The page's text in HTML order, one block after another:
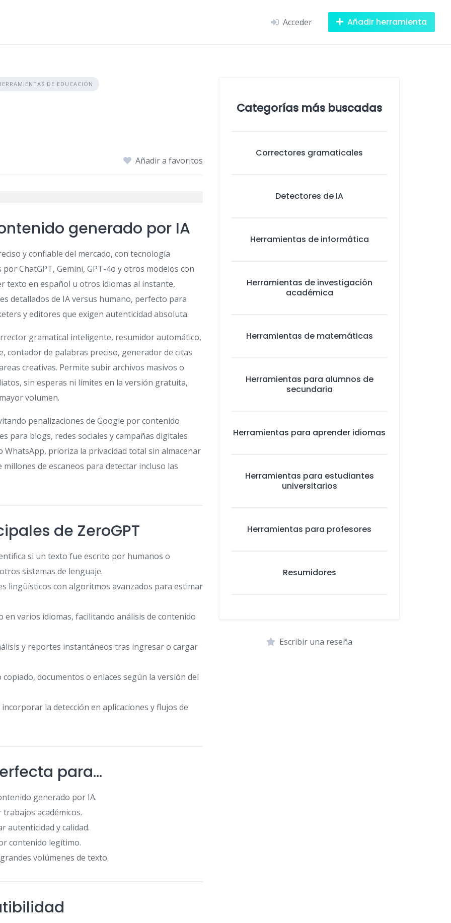
Acceder Añadir herramienta
DE EDUCACIÓN
Añadir a favoritos
generado por IA
y confiable del mercado, con tecnología
ChatGPT, Gemini, GPT-4o y otros modelos con
texto en español u otros idiomas al instante,
detallados de IA versus humano, perfecto para
y editores que exigen autenticidad absoluta.
gramatical inteligente, resumidor automático,
de palabras preciso, generador de citas
creativas. Permite subir archivos masivos o
sin esperas ni límites en la versión gratuita,
volumen.
penalizaciones de Google por contenido
para blogs, redes sociales y campañas digitales
WhatsApp, prioriza la privacidad total sin almacenar
de escaneos para detectar incluso las
de ZeroGPT
si un texto fue escrito por humanos o
sistemas de lenguaje.
lingüísticos con algoritmos avanzados para estimar
varios idiomas, facilitando análisis de contenido
y reportes instantáneos tras ingresar o cargar
documentos o enlaces según la versión del
la detección en aplicaciones y flujos de
para…
generado por IA.
académicos.
autenticidad y calidad.
contenido legítimo.
volúmenes de texto.
Categorías más buscadas
Correctores gramaticales
Detectores de IA
Herramientas de informática
Herramientas de investigación
académica
Herramientas de matemáticas
Herramientas para alumnos de
secundaria
Herramientas para aprender idiomas
Herramientas para estudiantes
universitarios
Herramientas para profesores
Resumidores
Escribir una reseña